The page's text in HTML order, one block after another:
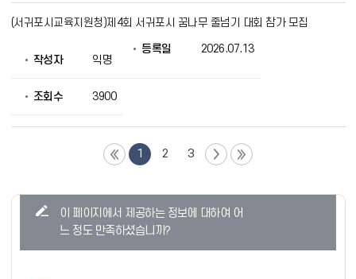
(서귀포시교육지원청)제4회 서귀포시 꿈나무 줄넘기 대회 참가 모집
작성자 익명
등록일 2026.07.13
조회수 3900
1 2 3
이 페이지에서 제공하는 정보에 대하여 어
느 정도 만족하셨습니까?